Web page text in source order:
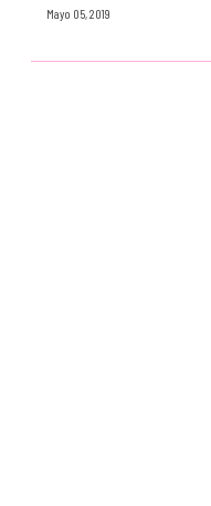
Mayo 05, 2019